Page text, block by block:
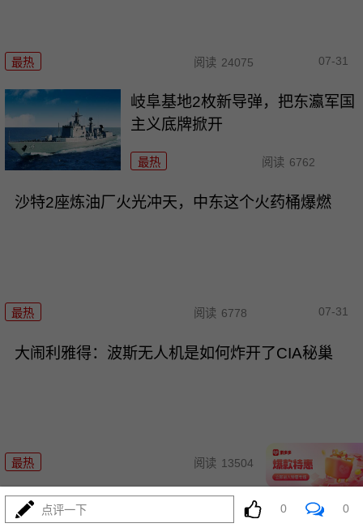
最热 阅读 24075 07-31
岐阜基地2枚新导弹，把东瀛军国
主义底牌掀开
最热 阅读 6762
沙特2座炼油厂火光冲天，中东这个火药桶爆燃
最热 阅读 6778 07-31
大闹利雅得：波斯无人机是如何炸开了CIA秘巢
最热 阅读 13504 07-31
\"西方担心的事来了\"？俄强硬派劝普京动用核武
点评一下 0 0